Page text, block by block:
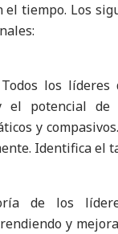
el tiempo. Los
los
el potencial de
y
Identifica el
de los
y